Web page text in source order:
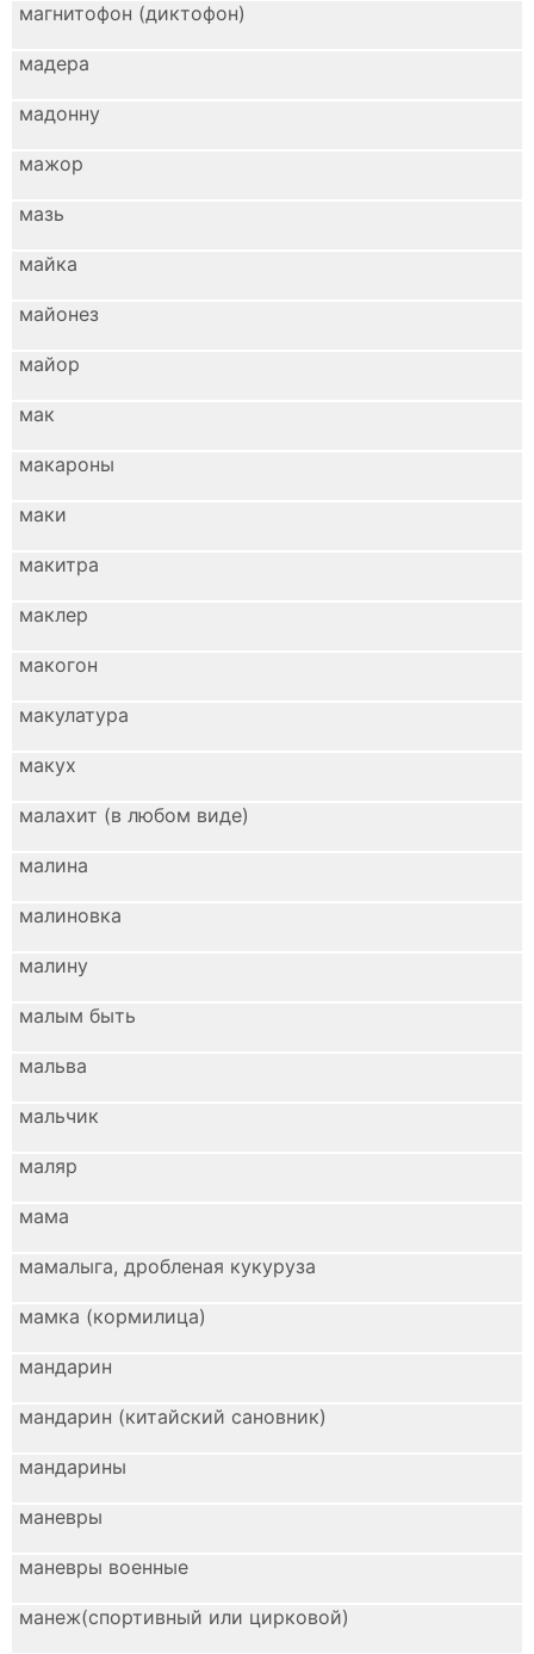
магнитофон (диктофон)
мадера
мадонну
мажор
мазь
майка
майонез
майор
мак
макароны
маки
макитра
маклер
макогон
макулатура
макух
малахит (в любом виде)
малина
малиновка
малину
малым быть
мальва
мальчик
маляр
мама
мамалыга, дробленая кукуруза
мамка (кормилица)
мандарин
мандарин (китайский сановник)
мандарины
маневры
маневры военные
манеж(спортивный или цирковой)